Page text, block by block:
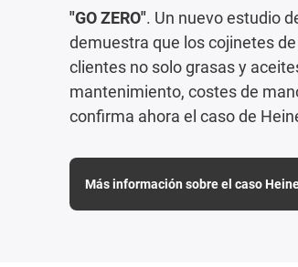
"GO ZERO". Un nuevo estudio
demuestra que los cojinetes
clientes no solo grasas y
mantenimiento, costes de
confirma ahora el caso de
Más información sobre el caso